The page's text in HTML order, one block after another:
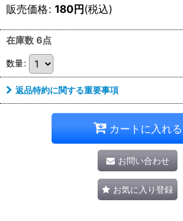
販売価格: 180円(税込)
在庫数 6点
数量:
返品特約に関する重要事項
カートに入れる
お問い合わせ
お気に入り登録